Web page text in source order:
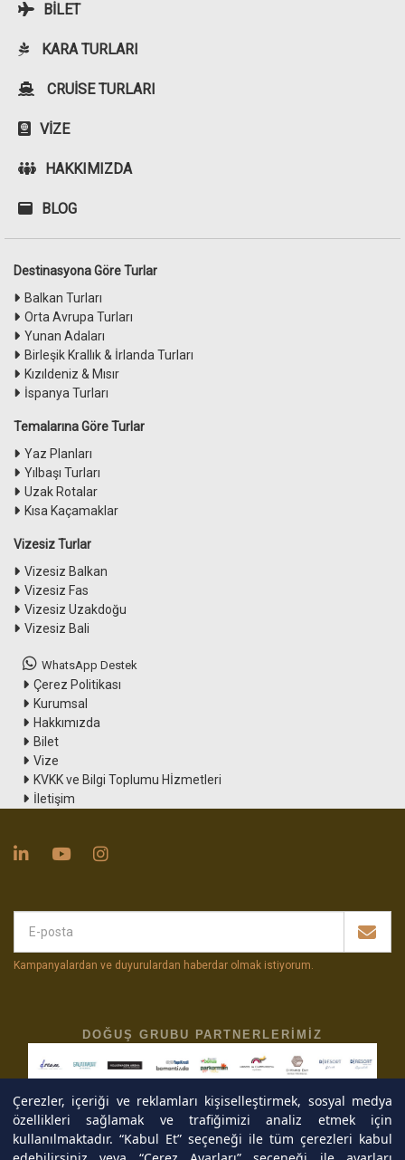
Çerezler, içeriği ve reklamları kişiselleştirmek, sosyal medya
özellikleri sağlamak ve trafiğimizi analiz etmek için
kullanılmaktadır. “Kabul Et” seçeneği ile tüm çerezleri kabul
BILET
KARA TURLARI
CRUISE TURLARI
VIZE
HAKKIMIZDA
BLOG
Destinasyona Göre Turlar
Balkan Turları
Orta Avrupa Turları
Yunan Adaları
Birleşik Krallık & İrlanda Turları
Kızıldeniz & Mısır
İspanya Turları
Temalarına Göre Turlar
Yaz Planları
Yılbaşı Turları
Uzak Rotalar
Kısa Kaçamaklar
Vizesiz Turlar
Vizesiz Balkan
Vizesiz Fas
Vizesiz Uzakdoğu
Vizesiz Bali
WhatsApp Destek
Çerez Politikası
Kurumsal
Hakkımızda
Bilet
Vize
KVKK ve Bilgi Toplumu Hİzmetleri
İletişim
Kampanyalardan ve duyurulardan haberdar olmak istiyorum.
DOĞUŞ GRUBU PARTNERLERIMIZ